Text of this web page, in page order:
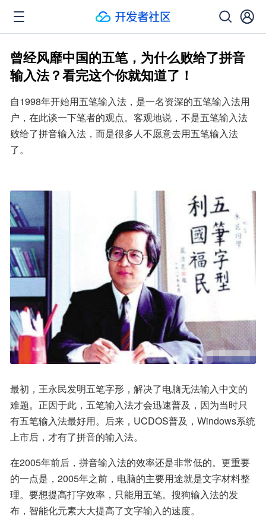
曾经风靡中国的五笔，为什么败给了拼音
输入法？看完这个你就知道了！
自1998年开始用五笔输入法，是一名资深的五笔输入法用
户，在此谈一下笔者的观点。客观地说，不是五笔输入法
败给了拼音输入法，而是很多人不愿意去用五笔输入法
了。
最初，王永民发明五笔字形，解决了电脑无法输入中文的
难题。正因于此，五笔输入法才会迅速普及，因为当时只
有五笔输入法最好用。后来，UCDOS普及，Windows系统
上市后，才有了拼音的输入法。
在2005年前后，拼音输入法的效率还是非常低的。更重要
的一点是，2005年之前，电脑的主要用途就是文字材料整
理。要想提高打字效率，只能用五笔。搜狗输入法的发
布，智能化元素大大提高了文字输入的速度。